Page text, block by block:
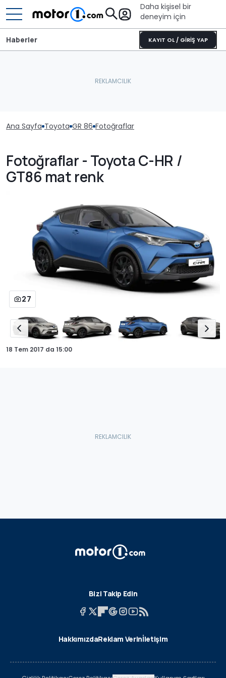
Daha kişisel bir
deneyim için
KAYIT OL / GİRİŞ YAP
Haberler
Ana Sayfa Toyota GR 86 Fotoğraflar
Fotoğraflar - Toyota C-HR /
GT86 mat renk
27
18 Tem 2017 da 15:00
Bizi Takip Edin
HakkımızdaReklam Verinİletişim